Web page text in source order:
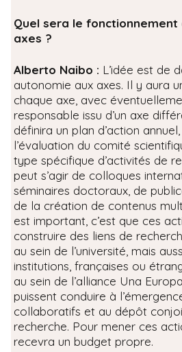
Quel sera le fonctionnement
axes ?
Alberto Naibo : L’idée est de
autonomie aux axes. Il y aura
chaque axe, avec
responsable issu d’un axe
définira un plan d’action
l’évaluation du comité
type spécifique d’activités de
peut s’agir de colloques
séminaires doctoraux, de
de la création de contenus
est important, c’est que ces
construire des liens de
au sein de l’université, mais
institutions, françaises ou
au sein de l’alliance Una
puissent conduire à
collaboratifs et au dépôt
recherche. Pour mener ces
recevra un budget propre.